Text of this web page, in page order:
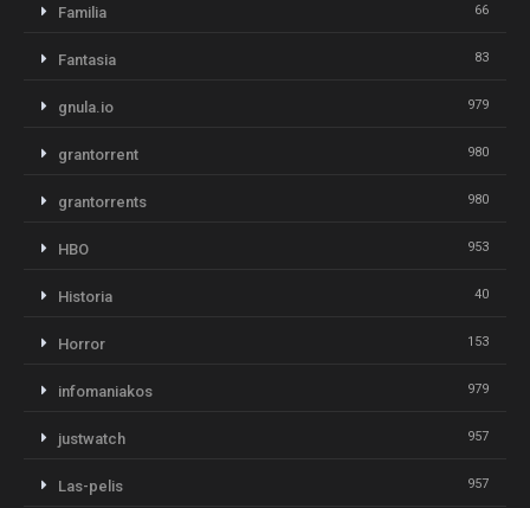
Familia 66
Fantasia 83
gnula.io 979
grantorrent 980
grantorrents 980
HBO 953
Historia 40
Horror 153
infomaniakos 979
justwatch 957
Las-pelis 957